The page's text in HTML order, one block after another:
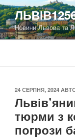
Перейти
до
вмістуНовини Львова та
ОПУБЛІКОВАНО
24 СЕРПНЯ, 2024
тюрми з
погрози